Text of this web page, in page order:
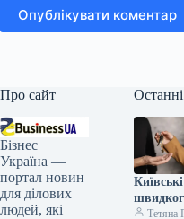
Опублікувати коментар
Про сайт
Бізнес
Україна —
портал новин
для ділових
людей, які
продажу
Тетяна